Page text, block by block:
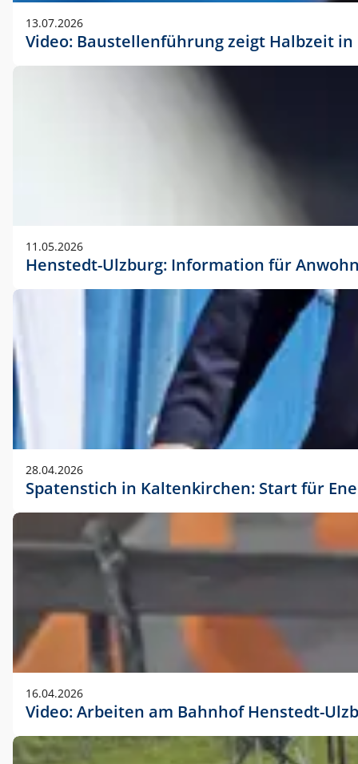
13.07.2026
Video: Baustellenführung zeigt Halbzeit
11.05.2026
Henstedt-Ulzburg: Information für
28.04.2026
Spatenstich in Kaltenkirchen: Start für
16.04.2026
Video: Arbeiten am Bahnhof Henstedt-